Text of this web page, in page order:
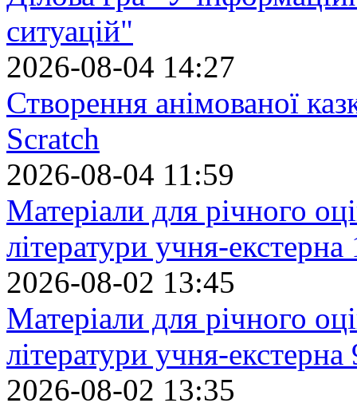
ситуацій"
2026-08-04 14:27
Створення анімованої
Scratch
2026-08-04 11:59
Матеріали для річного
літератури учня-екстерна
2026-08-02 13:45
Матеріали для річного
літератури учня-екстерна
2026-08-02 13:35